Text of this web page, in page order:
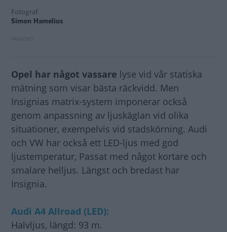
Fotograf
Simon Hamelius
Opel har något vassare lyse vid vår statiska
mätning som visar bästa räckvidd. Men
Insignias matrix-system imponerar också
genom anpassning av ljuskäglan vid olika
situationer, exempelvis vid stadskörning. Audi
och VW har också ett LED-ljus med god
ljustemperatur, Passat med något kortare och
smalare helljus. Längst och bredast har
Insignia.
Audi A4 Allroad (LED):
Halvljus, längd: 93 m.